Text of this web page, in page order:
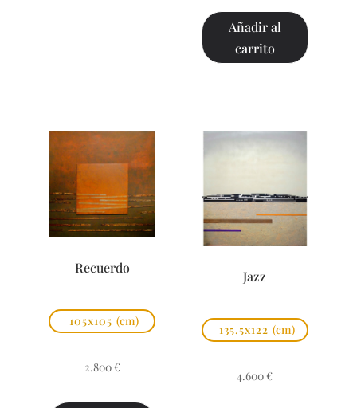
Añadir al
carrito
Recuerdo
105x105 (cm)
2.800 €
Jazz
135,5x122 (cm)
4.600 €